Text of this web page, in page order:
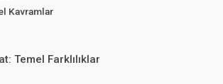
Kavramlar
Temel Farklılıklar